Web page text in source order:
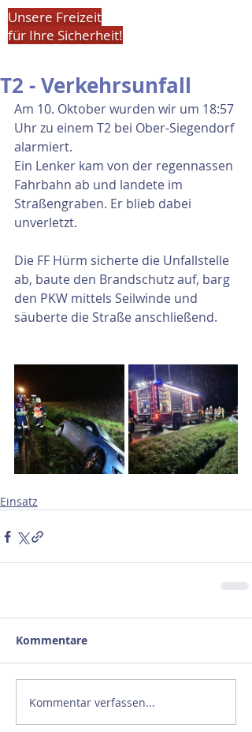
Unsere Freizeit
für Ihre Sicherheit!
T2 - Verkehrsunfall
Am 10. Oktober wurden wir um 18:57
Uhr zu einem T2 bei Ober-Siegendorf
alarmiert.
Ein Lenker kam von der regennassen
Fahrbahn ab und landete im
Straßengraben. Er blieb dabei
unverletzt.
Die FF Hürm sicherte die Unfallstelle
ab, baute den Brandschutz auf, barg
den PKW mittels Seilwinde und
säuberte die Straße anschließend.
Einsatz
Kommentare
Kommentar verfassen...